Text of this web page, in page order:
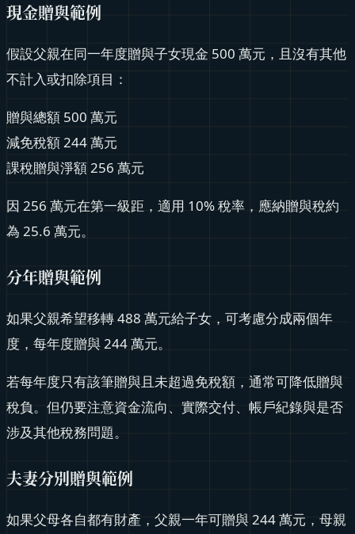
現金贈與範例
假設父親在同一年度贈與子女現金 500 萬元，且沒有其他
不計入或扣除項目：
贈與總額 500 萬元
減免稅額 244 萬元
課稅贈與淨額 256 萬元
因 256 萬元在第一級距，適用 10% 稅率，應納贈與稅約
為 25.6 萬元。
分年贈與範例
如果父親希望移轉 488 萬元給子女，可考慮分成兩個年
度，每年度贈與 244 萬元。
若每年度只有該筆贈與且未超過免稅額，通常可降低贈與
稅負。但仍要注意資金流向、實際交付、帳戶紀錄與是否
涉及其他稅務問題。
夫妻分別贈與範例
如果父母各自都有財產，父親一年可贈與 244 萬元，母親